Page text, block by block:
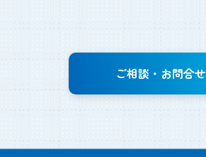
ご相談・お問合せ